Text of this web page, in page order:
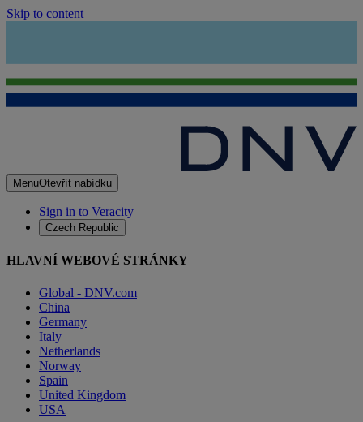
Skip to content
MenuOtevřít nabídku
Sign in to Veracity
Czech Republic
HLAVNÍ WEBOVÉ STRÁNKY
Global - DNV.com
China
Germany
Italy
Netherlands
Norway
Spain
United Kingdom
USA